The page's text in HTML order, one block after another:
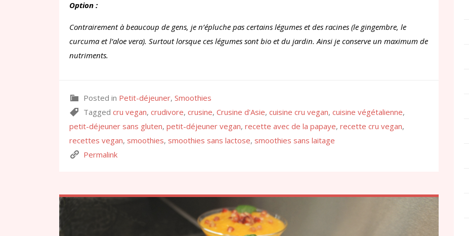
Option :
Contrairement à beaucoup de gens, je n’épluche pas certains légumes et des racines (le gingembre, le
curcuma et l’aloe vera). Surtout lorsque ces légumes sont bio et du jardin. Ainsi je conserve un maximum de
nutriments.
Posted in Petit-déjeuner, Smoothies
Tagged cru vegan, crudivore, crusine, Crusine d'Asie, cuisine cru vegan, cuisine végétalienne,
petit-déjeuner sans gluten, petit-déjeuner vegan, recette avec de la papaye, recette cru vegan,
recettes vegan, smoothies, smoothies sans lactose, smoothies sans laitage
Permalink